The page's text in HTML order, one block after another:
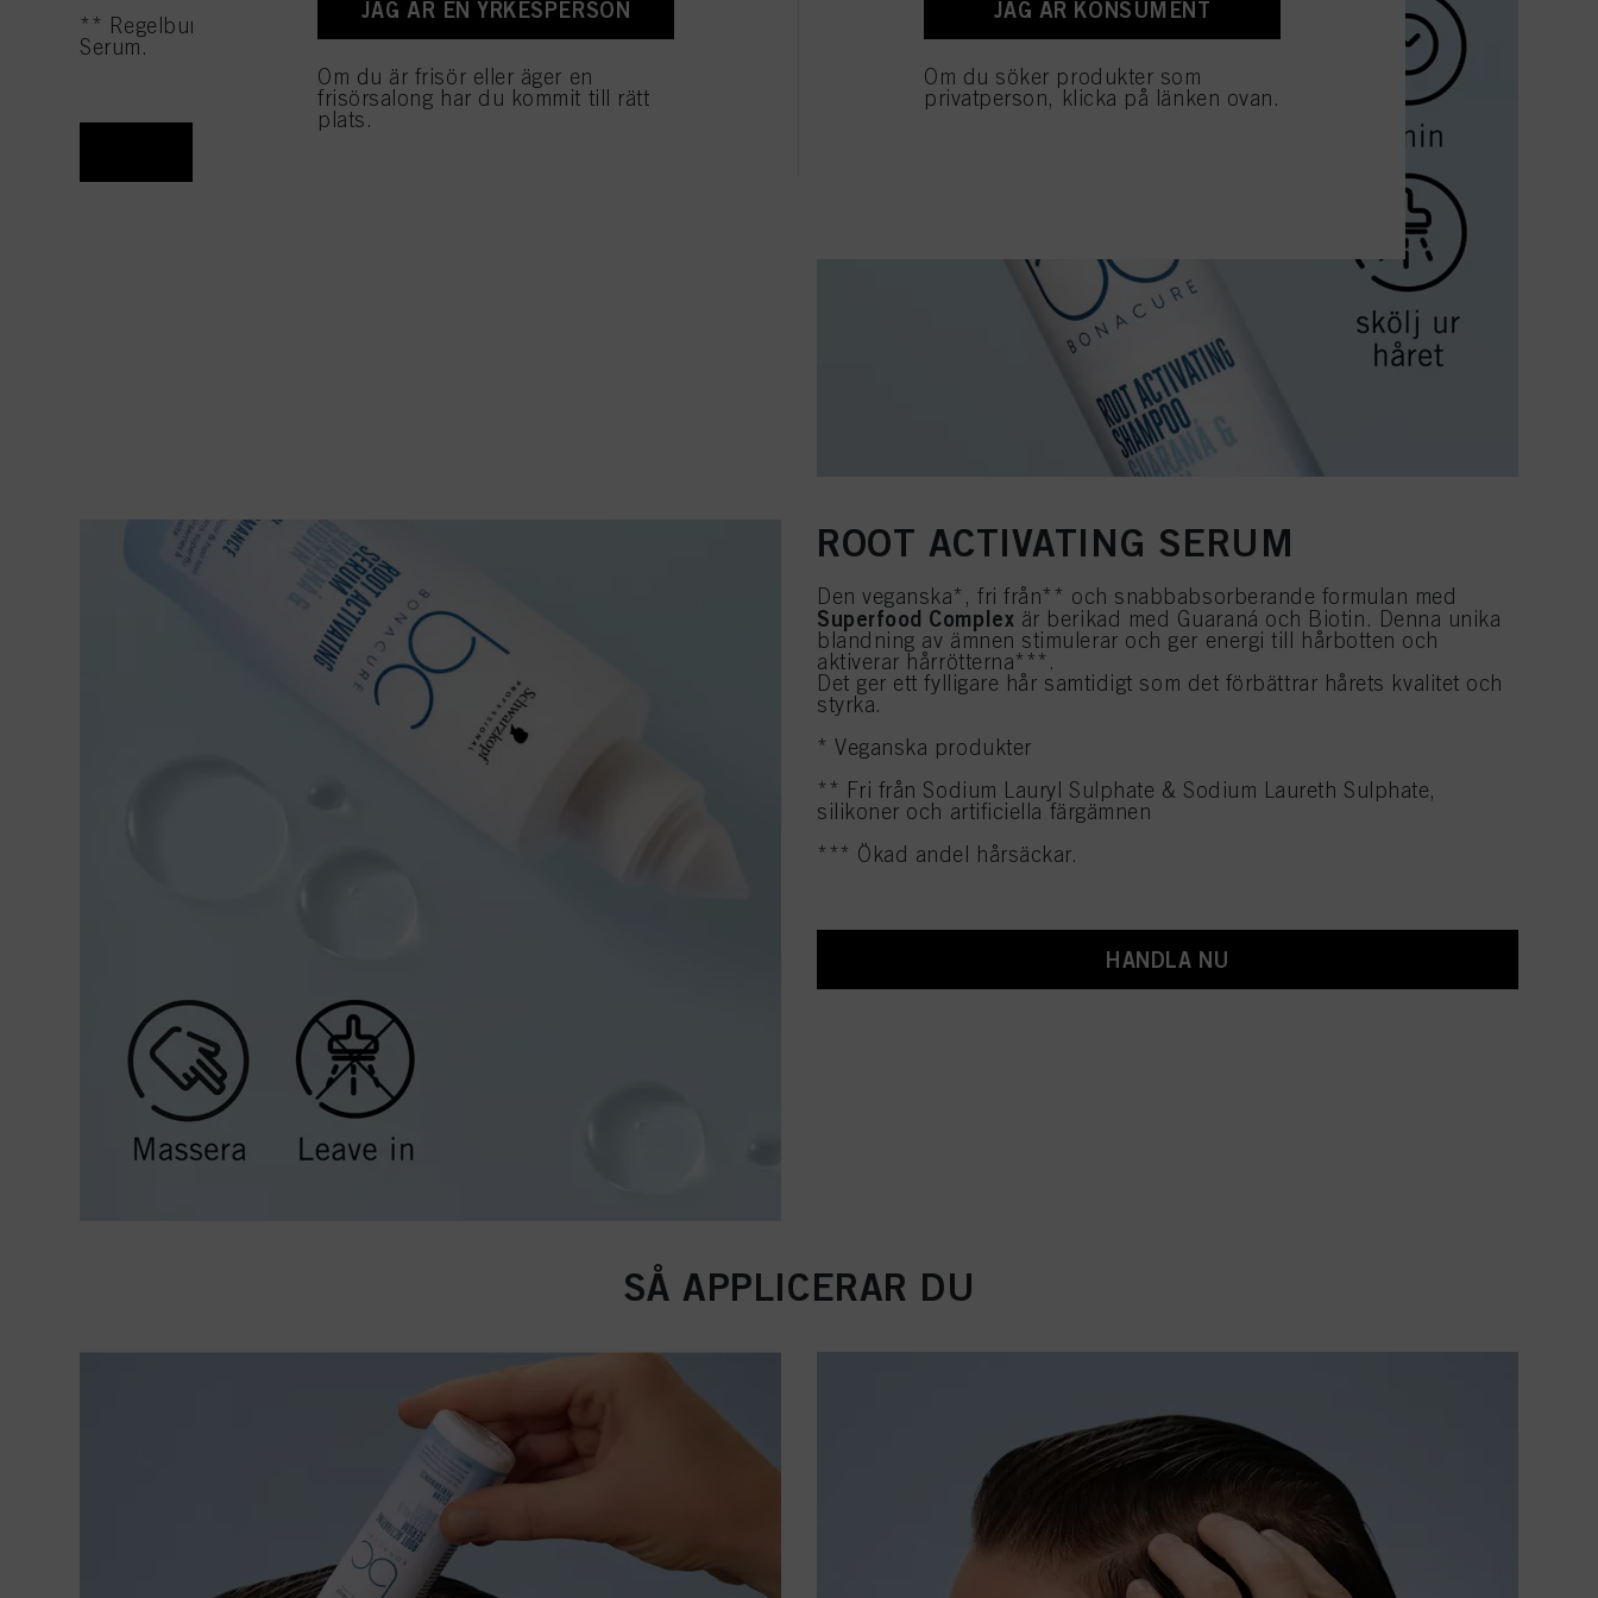
** Regelbunden användning, kombinera Root Activating Shampoo och
Serum.
ROOT ACTIVATING SERUM
Den veganska*, fri från** och snabbabsorberande formulan med
Superfood Complex är berikad med Guaraná och Biotin. Denna unika
blandning av ämnen stimulerar och ger energi till hårbotten och
aktiverar hårrötterna***.
Det ger ett fylligare hår samtidigt som det förbättrar hårets kvalitet och
styrka.
* Veganska produkter
** Fri från Sodium Lauryl Sulphate & Sodium Laureth Sulphate,
silikoner och artificiella färgämnen
*** Ökad andel hårsäckar.
HANDLA NU
SÅ APPLICERAR DU
JAG ÄR EN YRKESPERSON
Om du är frisör eller äger en
frisörsalong har du kommit till rätt
plats.
JAG ÄR KONSUMENT
Om du söker produkter som
privatperson, klicka på länken ovan.